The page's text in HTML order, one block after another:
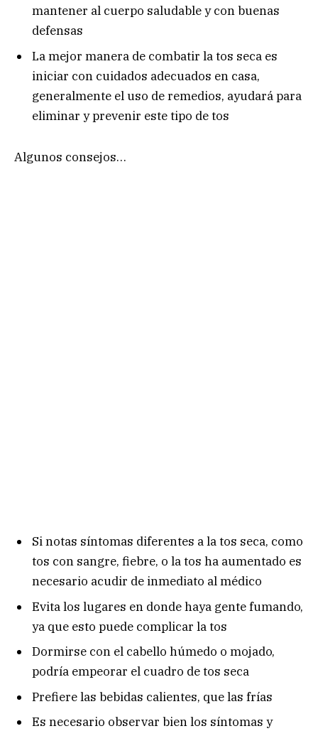
mantener al cuerpo saludable y con buenas
defensas
La mejor manera de combatir la tos seca es
iniciar con cuidados adecuados en casa,
generalmente el uso de remedios, ayudará para
eliminar y prevenir este tipo de tos
Algunos consejos…
Si notas síntomas diferentes a la tos seca, como
tos con sangre, fiebre, o la tos ha aumentado es
necesario acudir de inmediato al médico
Evita los lugares en donde haya gente fumando,
ya que esto puede complicar la tos
Dormirse con el cabello húmedo o mojado,
podría empeorar el cuadro de tos seca
Prefiere las bebidas calientes, que las frías
Es necesario observar bien los síntomas y